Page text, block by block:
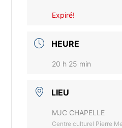
Expiré!
HEURE
20 h 25 min
LIEU
MJC CHAPELLE
Centre culturel Pierre